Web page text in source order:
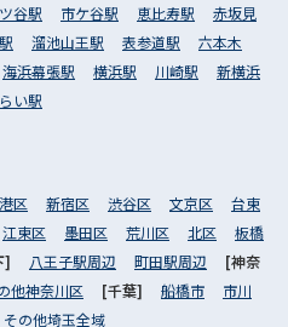
谷駅 市ケ谷駅 恵比寿駅
赤坂見
溜池山王駅 表参道駅
六本木
海浜幕張駅 横浜駅 川崎駅
新横浜
い駅
港区 新宿区 渋谷区 文京区
台東
江東区 墨田区 荒川区 北区
板橋
] 八王子駅周辺 町田駅周辺
[神奈
他神奈川区 [千葉] 船橋市
市川
その他埼玉全域